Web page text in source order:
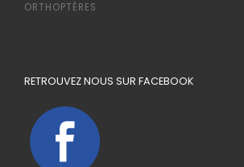
ORTHOPTÈRES
RETROUVEZ NOUS SUR FACEBOOK